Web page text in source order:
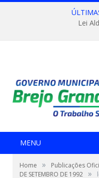
Lei
MENU
Home » Publicações
DE SETEMBRO DE 1992 »